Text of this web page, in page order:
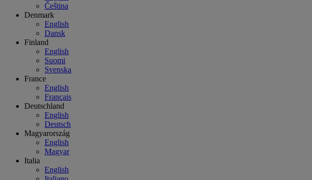
Čeština
Denmark
English
Dansk
Finland
English
Suomi
Svenska
France
English
Français
Deutschland
English
Deutsch
Magyarország
English
Magyar
Italia
English